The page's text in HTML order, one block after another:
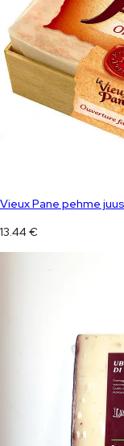
Vieux Pane pehme
13.44€